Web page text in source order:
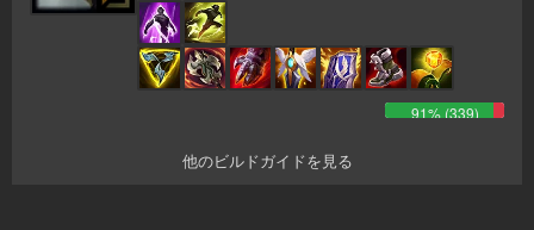
91% (339)
他のビルドガイドを見る